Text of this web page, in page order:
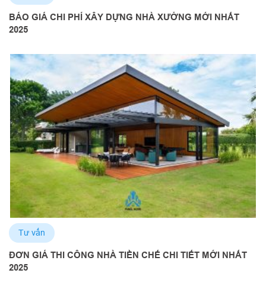
BÁO GIÁ CHI PHÍ XÂY DỰNG NHÀ XƯỞNG MỚI NHẤT
2025
Tư vấn
ĐƠN GIÁ THI CÔNG NHÀ TIỀN CHẾ CHI TIẾT MỚI NHẤT
2025